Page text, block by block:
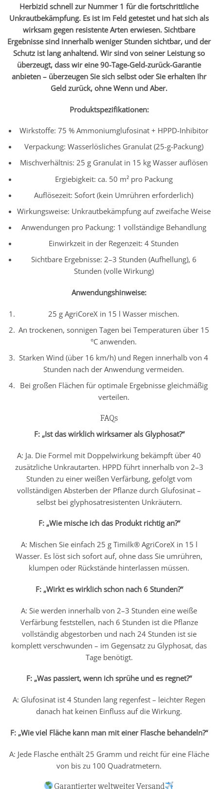
Herbizid schnell zur Nummer 1 für die fortschrittliche
Unkrautbekämpfung. Es ist im Feld getestet und hat sich als
wirksam gegen resistente Arten erwiesen. Sichtbare
Ergebnisse sind innerhalb weniger Stunden sichtbar, und der
Schutz ist lang anhaltend. Wir sind von seiner Leistung so
überzeugt, dass wir eine 90-Tage-Geld-zurück-Garantie
anbieten – überzeugen Sie sich selbst oder Sie erhalten Ihr
Geld zurück, ohne Wenn und Aber.
Produktspezifikationen:
Wirkstoffe: 75 % Ammoniumglufosinat + HPPD-Inhibitor
Verpackung: Wasserlösliches Granulat (25-g-Packung)
Mischverhältnis: 25 g Granulat in 15 kg Wasser auflösen
Ergiebigkeit: ca. 50 m² pro Packung
Auflösezeit: Sofort (kein Umrühren erforderlich)
Wirkungsweise: Unkrautbekämpfung auf zweifache Weise
Anwendungen pro Packung: 1 vollständige Behandlung
Einwirkzeit in der Regenzeit: 4 Stunden
Sichtbare Ergebnisse: 2–3 Stunden (Aufhellung), 6
Stunden (volle Wirkung)
Anwendungshinweise:
25 g AgriCoreX in 15 l Wasser mischen.
An trockenen, sonnigen Tagen bei Temperaturen über 15
°C anwenden.
Starken Wind (über 16 km/h) und Regen innerhalb von 4
Stunden nach der Anwendung vermeiden.
Bei großen Flächen für optimale Ergebnisse gleichmäßig
verteilen.
FAQs
F: „Ist das wirklich wirksamer als Glyphosat?“
A: Ja. Die Formel mit Doppelwirkung bekämpft über 40
zusätzliche Unkrautarten. HPPD führt innerhalb von 2–3
Stunden zu einer weißen Verfärbung, gefolgt vom
vollständigen Absterben der Pflanze durch Glufosinat –
selbst bei glyphosatresistenten Unkräutern.
F: „Wie mische ich das Produkt richtig an?“
A: Mischen Sie einfach 25 g Timilk® AgriCoreX in 15 l
Wasser. Es löst sich sofort auf, ohne dass Sie umrühren,
klumpen oder Rückstände hinterlassen müssen.
F: „Wirkt es wirklich schon nach 6 Stunden?“
A: Sie werden innerhalb von 2–3 Stunden eine weiße
Verfärbung feststellen, nach 6 Stunden ist die Pflanze
vollständig abgestorben und nach 24 Stunden ist sie
komplett verschwunden – im Gegensatz zu Glyphosat, das
Tage benötigt.
F: „Was passiert, wenn ich sprühe und es regnet?“
A: Glufosinat ist 4 Stunden lang regenfest – leichter Regen
danach hat keinen Einfluss auf die Wirkung.
F: „Wie viel Fläche kann man mit einer Flasche behandeln?“
A: Jede Flasche enthält 25 Gramm und reicht für eine Fläche
von bis zu 100 Quadratmetern.
Garantierter weltweiter Versand